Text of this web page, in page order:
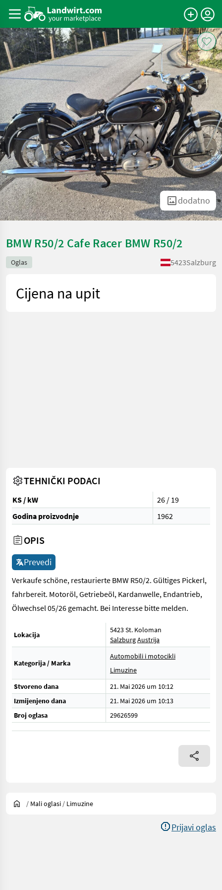
dodatno
BMW R50/2 Cafe Racer BMW R50/2
Oglas 5423Salzburg
Cijena na upit
TEHNIČKI PODACI
KS / kW
26 / 19
Godina proizvodnje
1962
OPIS
Prevedi
Verkaufe schöne, restaurierte BMW R50/2. Gültiges Pickerl,
fahrbereit. Motoröl, Getriebeöl, Kardanwelle, Endantrieb,
Ölwechsel 05/26 gemacht. Bei Interesse bitte melden.
Lokacija
5423 St. Koloman
SalzburgAustrija
Kategorija / Marka
Automobili i motocikli
Limuzine
Stvoreno dana
21. Mai 2026 um 10:12
Izmijenjeno dana
21. Mai 2026 um 10:13
Broj oglasa
29626599
/ Mali oglasi / Limuzine
Prijavi oglas